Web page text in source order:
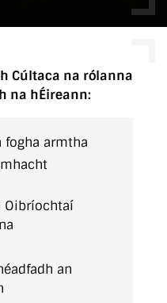
Cúltaca na rólanna
na hÉireann:
fogha armtha
Oibríochtaí
an